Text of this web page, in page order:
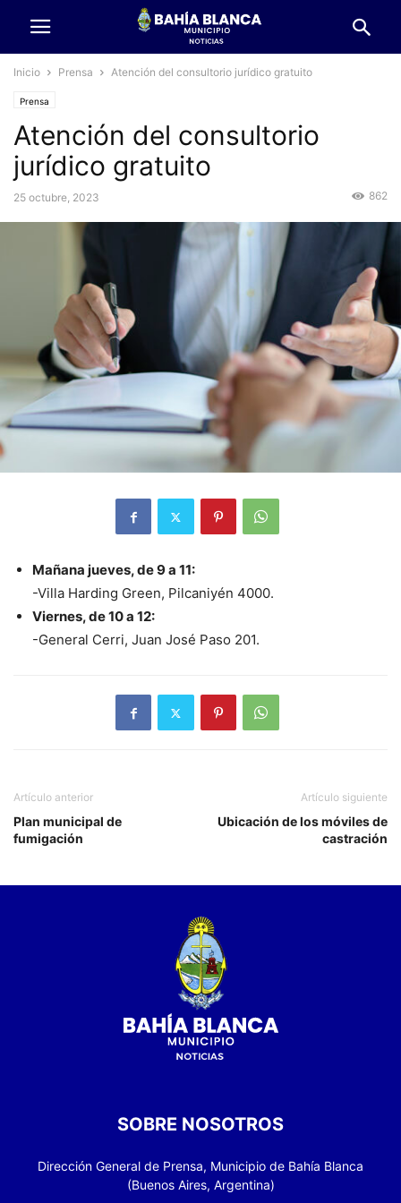
Inicio Prensa Atención del consultorio jurídico gratuito
Prensa
Atención del consultorio
jurídico gratuito
25 octubre, 2023 862
Mañana jueves, de 9 a 11:
-Villa Harding Green, Pilcaniyén 4000.
Viernes, de 10 a 12:
-General Cerri, Juan José Paso 201.
Artículo anterior
Plan municipal de
fumigación
Artículo siguiente
Ubicación de los móviles de
castración
SOBRE NOSOTROS
Dirección General de Prensa, Municipio de Bahía Blanca
(Buenos Aires, Argentina)